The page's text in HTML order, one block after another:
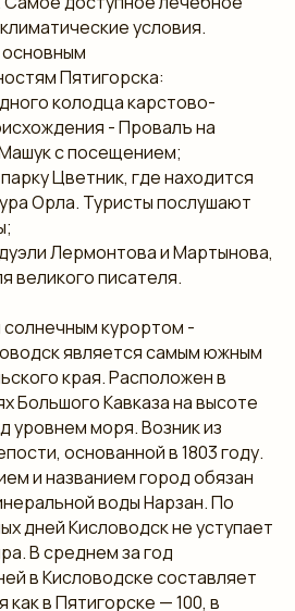
условия.
Пятигорска:
колодца карстово-
- Провалъ на
с посещением;
Цветник, где находится
Орла. Туристы послушают
Лермонтова и Мартынова,
великого писателя.
курортом -
является самым южным
края. Расположен в
Большого Кавказа на высоте
уровнем моря. Возник из
основанной в 1803 году.
и названием город обязан
воды Нарзан. По
дней Кисловодск не уступает
В среднем за год
в Кисловодске составляет
как в Пятигорске — 100, в